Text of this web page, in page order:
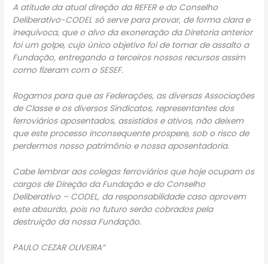
A atitude da atual direção da REFER e do Conselho
Deliberativo-CODEL só serve para provar, de forma clara e
inequívoca, que o alvo da exoneração da Diretoria anterior
foi um golpe, cujo único objetivo foi de tomar de assalto a
Fundação, entregando a terceiros nossos recursos assim
como fizeram com o SESEF.
Rogamos para que as Federações, as diversas Associações
de Classe e os diversos Sindicatos, representantes dos
ferroviários aposentados, assistidos e ativos, não deixem
que este processo inconsequente prospere, sob o risco de
perdermos nosso patrimônio e nossa aposentadoria.
Cabe lembrar aos colegas ferroviários que hoje ocupam os
cargos de Direção da Fundação e do Conselho
Deliberativo – CODEL, da responsabilidade caso aprovem
este absurdo, pois no futuro serão cobrados pela
destruição da nossa Fundação.
PAULO CEZAR OLIVEIRA”